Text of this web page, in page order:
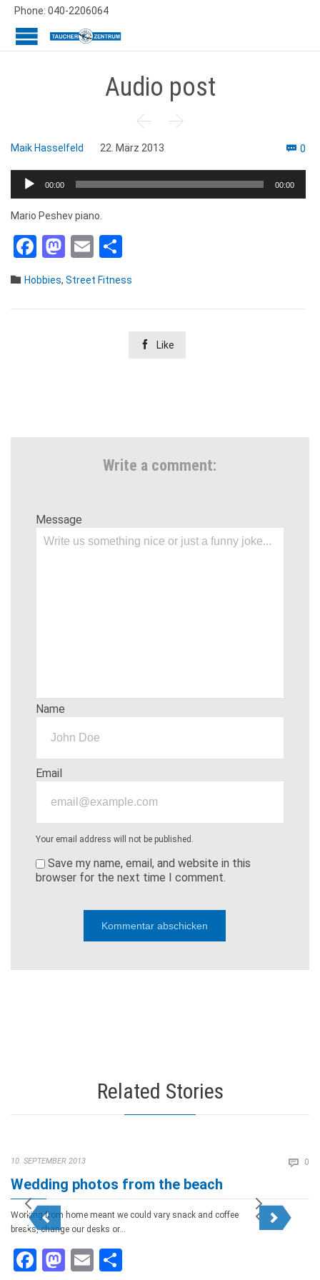
Phone: 040-2206064
Audio post
 
Maik Hasselfeld 22. März 2013  0
Player
00:00 00:00
Mario Peshev piano.
Facebook
Mastodon
Email
 Category
Hobbies, Street Fitness
 Like
Write a comment:
Message
Name
Email
Your email address will not be published.
Save my name, email, and website in this
browser for the next time I comment.
Related Stories
10. SEPTEMBER 2013  0
Wedding photos from the beach
Working from home meant we could vary snack and coffee
breaks, change our desks or…
Facebook
Mastodon
Email